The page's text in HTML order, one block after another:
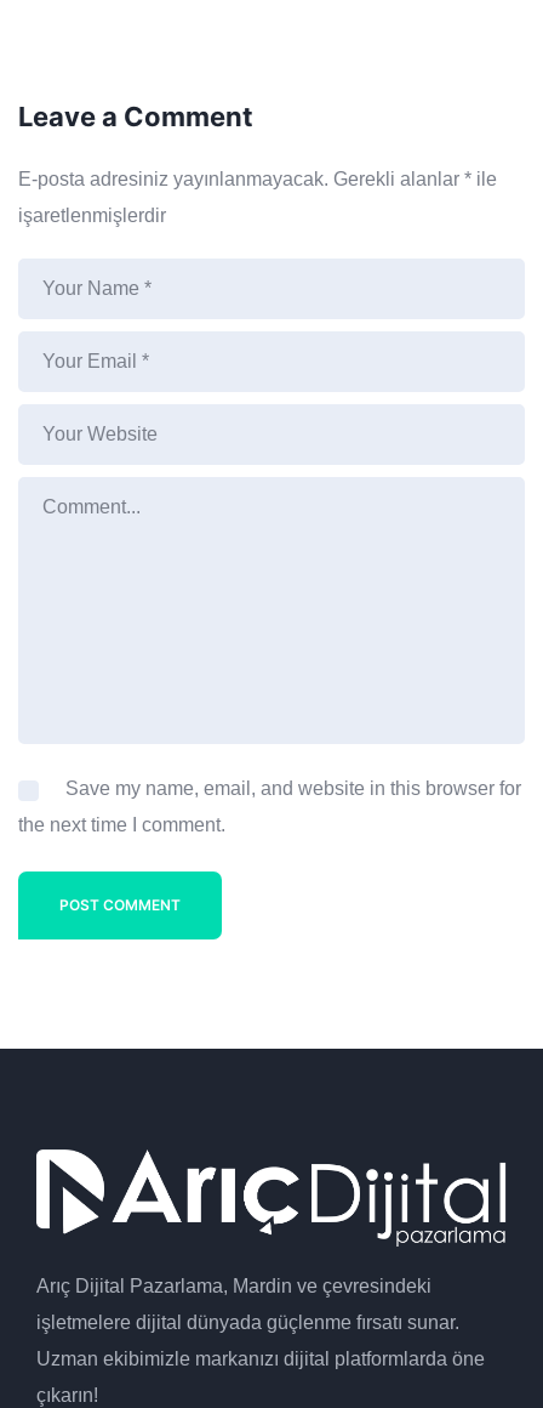
Leave a Comment
E-posta adresiniz yayınlanmayacak. Gerekli alanlar * ile
işaretlenmişlerdir
Save my name, email, and website in this browser for
the next time I comment.
POST COMMENT
Arıç Dijital Pazarlama, Mardin ve çevresindeki
işletmelere dijital dünyada güçlenme fırsatı sunar.
Uzman ekibimizle markanızı dijital platformlarda öne
çıkarın!